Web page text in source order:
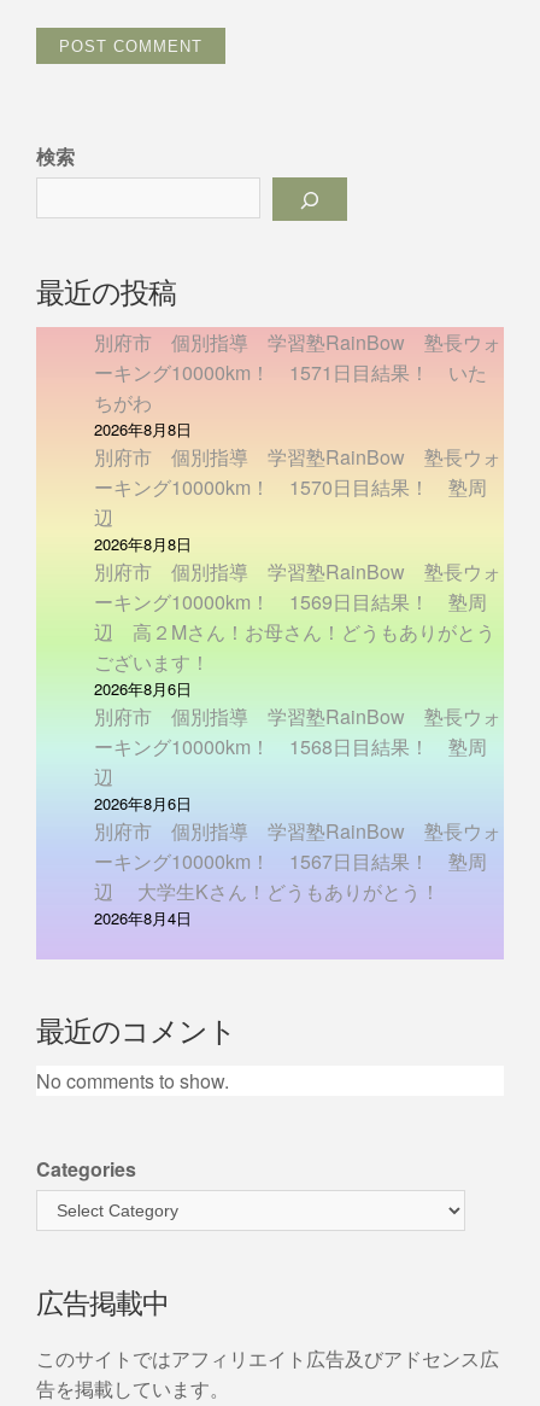
検索
最近の投稿
別府市 個別指導 学習塾RainBow 塾長ウォ
ーキング10000km！ 1571日目結果！ いた
ちがわ
2026年8月8日
別府市 個別指導 学習塾RainBow 塾長ウォ
ーキング10000km！ 1570日目結果！ 塾周
辺
2026年8月8日
別府市 個別指導 学習塾RainBow 塾長ウォ
ーキング10000km！ 1569日目結果！ 塾周
辺 高２Mさん！お母さん！どうもありがとう
ございます！
2026年8月6日
別府市 個別指導 学習塾RainBow 塾長ウォ
ーキング10000km！ 1568日目結果！ 塾周
辺
2026年8月6日
別府市 個別指導 学習塾RainBow 塾長ウォ
ーキング10000km！ 1567日目結果！ 塾周
辺 大学生Kさん！どうもありがとう！
2026年8月4日
最近のコメント
No comments to show.
Categories
広告掲載中
このサイトではアフィリエイト広告及びアドセンス広
告を掲載しています。